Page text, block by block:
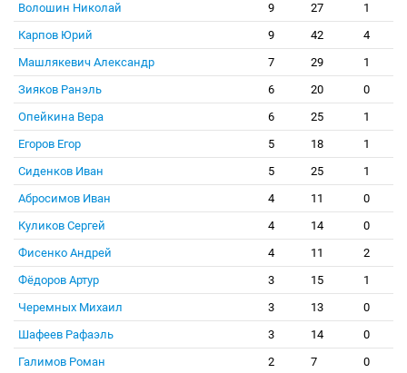
Волошин Николай
9 27
1
Карпов Юрий
9 42
4
Машлякевич Александр
7 29
1
Зияков Ранэль
6 20
0
Опейкина Вера
6 25
1
Егоров Егор
5 18
1
Сиденков Иван
5 25
1
Абросимов Иван
4 11
0
Куликов Сергей
4 14
0
Фисенко Андрей
4 11
2
Фёдоров Артур
3 15
1
Черемных Михаил
3 13
0
Шафеев Рафаэль
3 14
0
Галимов Роман
2 7
0